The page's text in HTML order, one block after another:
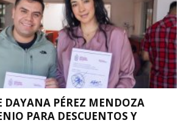
DAYANA PÉREZ MENDOZA
PARA DESCUENTOS Y